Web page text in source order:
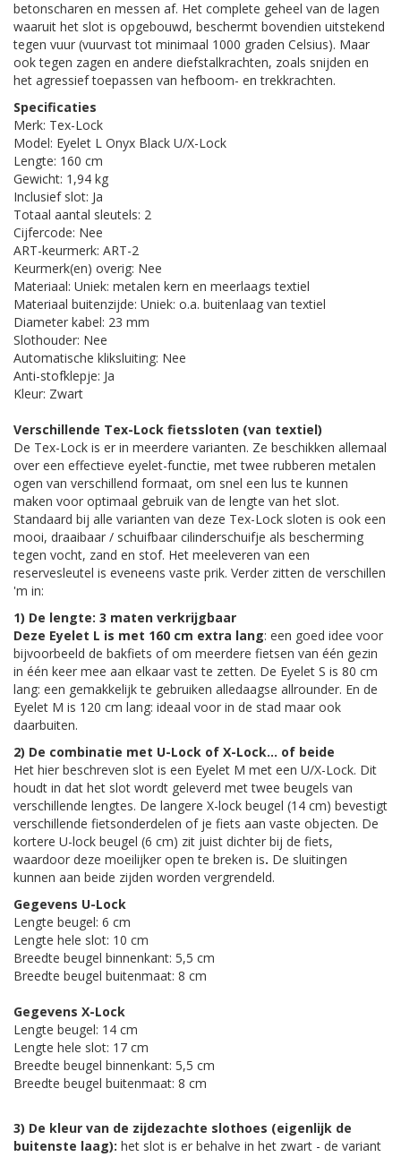
betonscharen en messen af. Het complete geheel van de lagen
waaruit het slot is opgebouwd, beschermt bovendien uitstekend
tegen vuur (vuurvast tot minimaal 1000 graden Celsius). Maar
ook tegen zagen en andere diefstalkrachten, zoals snijden en
het agressief toepassen van hefboom- en trekkrachten.
Specificaties
Merk: Tex-Lock
Model: Eyelet L Onyx Black U/X-Lock
Lengte: 160 cm
Gewicht: 1,94 kg
Inclusief slot: Ja
Totaal aantal sleutels: 2
Cijfercode: Nee
ART-keurmerk: ART-2
Keurmerk(en) overig: Nee
Materiaal: Uniek: metalen kern en meerlaags textiel
Materiaal buitenzijde: Uniek: o.a. buitenlaag van textiel
Diameter kabel: 23 mm
Slothouder: Nee
Automatische kliksluiting: Nee
Anti-stofklepje: Ja
Kleur: Zwart
Verschillende Tex-Lock fietssloten (van textiel)
De Tex-Lock is er in meerdere varianten. Ze beschikken allemaal
over een effectieve eyelet-functie, met twee rubberen metalen
ogen van verschillend formaat, om snel een lus te kunnen
maken voor optimaal gebruik van de lengte van het slot.
Standaard bij alle varianten van deze Tex-Lock sloten is ook een
mooi, draaibaar / schuifbaar cilinderschuifje als bescherming
tegen vocht, zand en stof. Het meeleveren van een
reservesleutel is eveneens vaste prik. Verder zitten de verschillen
'm in:
1) De lengte: 3 maten verkrijgbaar
Deze Eyelet L is met 160 cm extra lang: een goed idee voor
bijvoorbeeld de bakfiets of om meerdere fietsen van één gezin
in één keer mee aan elkaar vast te zetten. De Eyelet S is 80 cm
lang: een gemakkelijk te gebruiken alledaagse allrounder. En de
Eyelet M is 120 cm lang: ideaal voor in de stad maar ook
daarbuiten.
2) De combinatie met U-Lock of X-Lock... of beide
Het hier beschreven slot is een Eyelet M met een U/X-Lock. Dit
houdt in dat het slot wordt geleverd met twee beugels van
verschillende lengtes. De langere X-lock beugel (14 cm) bevestigt
verschillende fietsonderdelen of je fiets aan vaste objecten. De
kortere U-lock beugel (6 cm) zit juist dichter bij de fiets,
waardoor deze moeilijker open te breken is. De sluitingen
kunnen aan beide zijden worden vergrendeld.
Gegevens U-Lock
Lengte beugel: 6 cm
Lengte hele slot: 10 cm
Breedte beugel binnenkant: 5,5 cm
Breedte beugel buitenmaat: 8 cm
Gegevens X-Lock
Lengte beugel: 14 cm
Lengte hele slot: 17 cm
Breedte beugel binnenkant: 5,5 cm
Breedte beugel buitenmaat: 8 cm
3) De kleur van de zijdezachte slothoes (eigenlijk de
buitenste laag): het slot is er behalve in het zwart - de variant